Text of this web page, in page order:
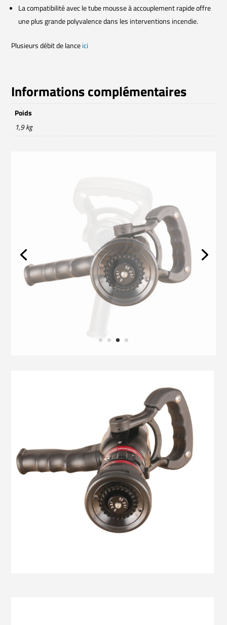
La compatibilité avec le tube mousse à accouplement rapide offre
une plus grande polyvalence dans les interventions incendie.
Plusieurs débit de lanceici
Informations complémentaires
Poids
1,9 kg